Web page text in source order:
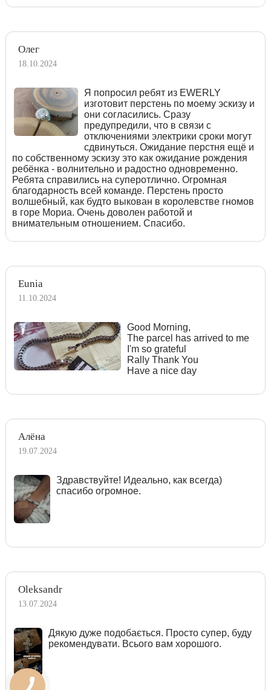
Олег
18.10.2024
Я попросил ребят из EWERLY
изготовит перстень по моему эскизу и
они согласились. Сразу
предупредили, что в связи с
отключениями электрики сроки могут
сдвинуться. Ожидание перстня ещё и
по собственному эскизу это как ожидание рождения
ребёнка - волнительно и радостно одновременно.
Ребята справились на суперотлично. Огромная
благодарность всей команде. Перстень просто
волшебный, как будто выкован в королевстве гномов
в горе Мориа. Очень доволен работой и
внимательным отношением. Спасибо.
Eunia
11.10.2024
Good Morning,
The parcel has arrived to me
I'm so grateful
Rally Thank You
Have a nice day
Алёна
19.07.2024
Здравствуйте! Идеально, как всегда)
спасибо огромное.
Oleksandr
13.07.2024
Дякую дуже подобається. Просто супер, буду
рекомендувати. Всього вам хорошого.